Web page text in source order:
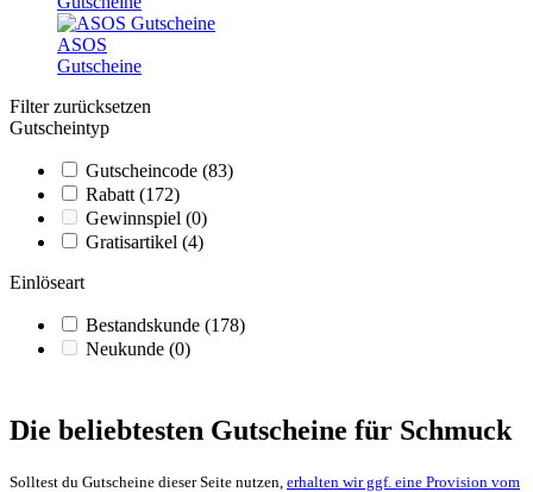
ASOS
Gutscheine
Filter zurücksetzen
Gutscheintyp
Gutscheincode (83)
Rabatt (172)
Gewinnspiel (0)
Gratisartikel (4)
Einlöseart
Bestandskunde (178)
Neukunde (0)
Die beliebtesten Gutscheine für Schmuck
Solltest du Gutscheine dieser Seite nutzen, erhalten wir ggf. eine Provision vom